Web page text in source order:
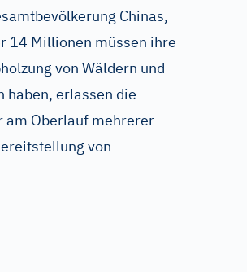
Chinas,
14 Millionen müssen ihre
von Wäldern und
haben, erlassen die
am Oberlauf mehrerer
von